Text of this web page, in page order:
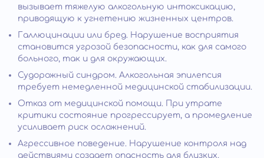
вызывает тяжелую алкогольную интоксикацию,
приводящую к угнетению жизненных центров.
Галлюцинации или бред. Нарушение восприятия
становится угрозой безопасности, как для самого
больного, так и для окружающих.
Судорожный синдром. Алкогольная эпилепсия
требует немедленной медицинской стабилизации.
Отказ от медицинской помощи. При утрате
критики состояние прогрессирует, а промедление
усиливает риск осложнений.
Агрессивное поведение. Нарушение контроля над
действиями создает опасность для близких.